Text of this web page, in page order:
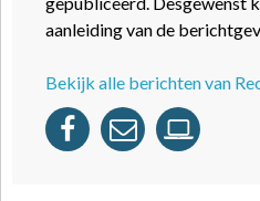
aanleiding van de
Bekijk alle berichten van